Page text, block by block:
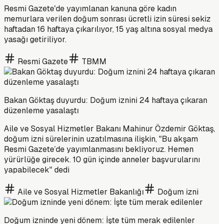
Resmi Gazete'de yayımlanan kanuna göre kadın
memurlara verilen doğum sonrası ücretli izin süresi sekiz
haftadan 16 haftaya çıkarılıyor, 15 yaş altına sosyal medya
yasağı getiriliyor.
Resmi Gazete TBMM
Bakan Göktaş duyurdu: Doğum iznini 24 haftaya çıkaran
düzenleme yasalaştı
Aile ve Sosyal Hizmetler Bakanı Mahinur Özdemir Göktaş,
doğum izni sürelerinin uzatılmasına ilişkin, "Bu akşam
Resmi Gazete’de yayımlanmasını bekliyoruz. Hemen
yürürlüğe girecek. 10 gün içinde anneler başvurularını
yapabilecek" dedi
Aile ve Sosyal Hizmetler Bakanlığı Doğum izni
Doğum izninde yeni dönem: İşte tüm merak edilenler